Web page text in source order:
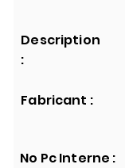
Description
:
Fabricant :
No Pc Interne :